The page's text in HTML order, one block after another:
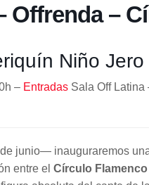
Offrenda –
Niño Jero
– Entradas Sala Off
junio— inauguraremos
entre el Círculo